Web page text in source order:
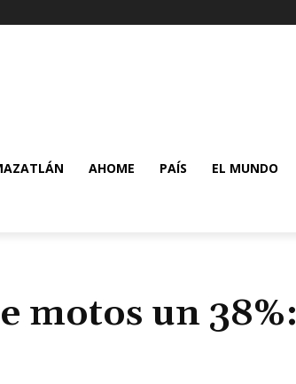
AHOME PAÍS EL MUNDO
motos un 38%: